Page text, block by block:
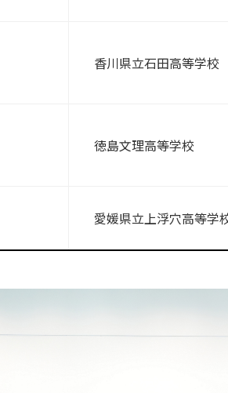
香川県立石田高等学校
徳島文理高等学校
愛媛県立上浮穴高等学